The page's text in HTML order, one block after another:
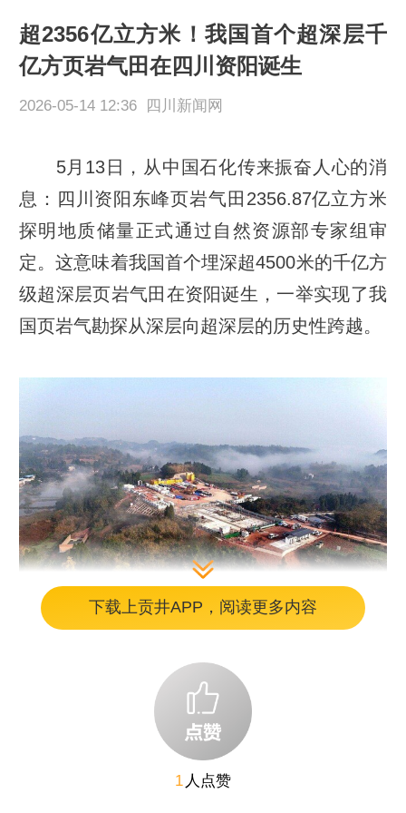
超2356亿立方米！我国首个超深层千
亿方页岩气田在四川资阳诞生
2026-05-14 12:36 四川新闻网
5月13日，从中国石化传来振奋人心的消
息：四川资阳东峰页岩气田2356.87亿立方米
探明地质储量正式通过自然资源部专家组审
定。这意味着我国首个埋深超4500米的千亿方
级超深层页岩气田在资阳诞生，一举实现了我
国页岩气勘探从深层向超深层的历史性跨越。
资阳东峰页岩气田
资阳东峰页岩气田位于四川盆地资阳雁江
区域，是在寒武系筇竹寺组页岩层系发现的大
型整装气田。这套形成于5.4亿年前的寒武系
下载上贡井APP，阅读更多内容
1 人点赞